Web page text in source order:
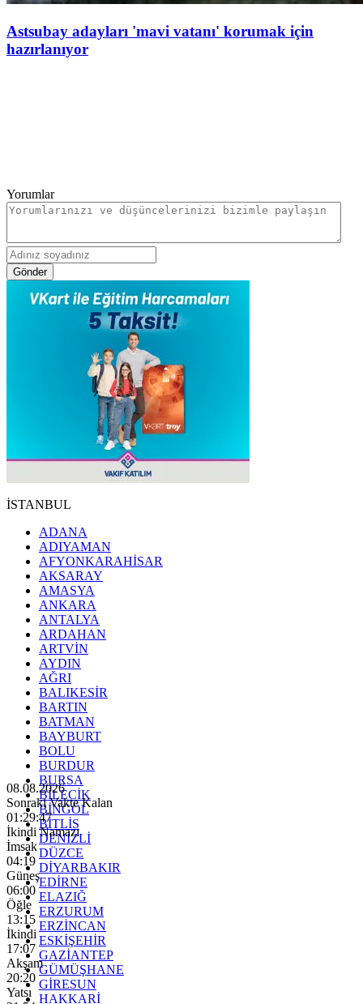
Astsubay adayları 'mavi vatanı' korumak için
hazırlanıyor
Yorumlar
Gönder
İSTANBUL
ADANA
ADIYAMAN
AFYONKARAHİSAR
AKSARAY
AMASYA
ANKARA
ANTALYA
ARDAHAN
ARTVİN
AYDIN
AĞRI
BALIKESİR
BARTIN
BATMAN
BAYBURT
BOLU
BURDUR
BURSA
BİLECİK
BİNGÖL
BİTLİS
DENİZLİ
DÜZCE
DİYARBAKIR
EDİRNE
ELAZIĞ
ERZURUM
ERZİNCAN
ESKİŞEHİR
GAZİANTEP
GÜMÜŞHANE
GİRESUN
HAKKARİ
08.08.2026
Sonraki Vakte Kalan
01:29:45
İkindi Namazı
İmsak
04:19
Güneş
06:00
Öğle
13:15
İkindi
17:07
Akşam
20:20
Yatsı